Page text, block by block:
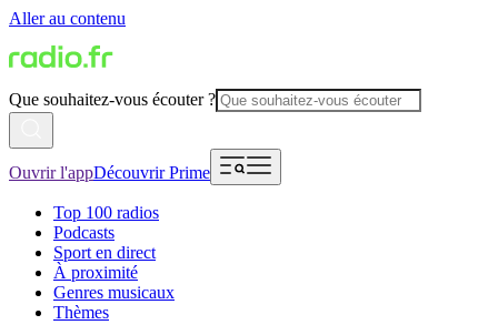
Aller au contenu
Que souhaitez-vous écouter ?
Ouvrir l'appDécouvrir Prime
Top 100 radios
Podcasts
Sport en direct
À proximité
Genres musicaux
Thèmes